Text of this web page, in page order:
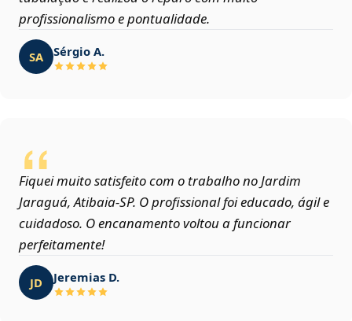
profissionalismo e pontualidade.
SA Sérgio A.
Fiquei muito satisfeito com o trabalho no Jardim
Jaraguá, Atibaia‑SP. O profissional foi educado, ágil e
cuidadoso. O encanamento voltou a funcionar
perfeitamente!
JD Jeremias D.